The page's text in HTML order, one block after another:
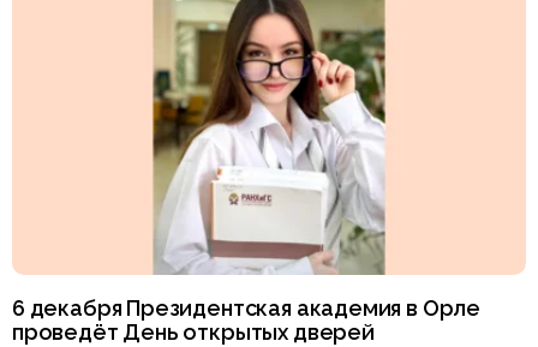
6 декабря Президентская академия в Орле
проведёт День открытых дверей